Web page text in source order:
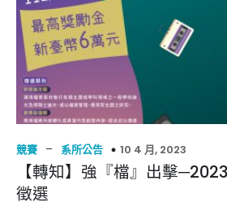
競賽 – 系所公告 10 4 月, 2023
【轉知】強『檔』出擊
徵選